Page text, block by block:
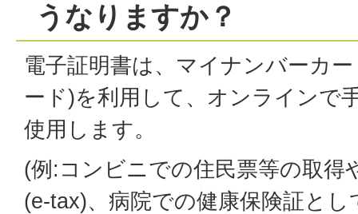
うなりますか？
電子証明書は、マイナンバーカ
ード)を利用して、オンラインで
使用します。
(例:コンビニでの住民票等の取得
(e-tax)、病院での健康保険証と